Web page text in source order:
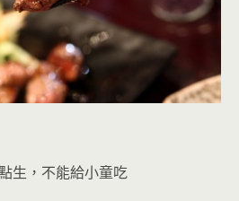
生，不能給小童吃